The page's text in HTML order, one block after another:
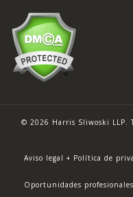
© 2026 Harris Sliwoski LLP.
Aviso legal + Política de
Oportunidades profesionales